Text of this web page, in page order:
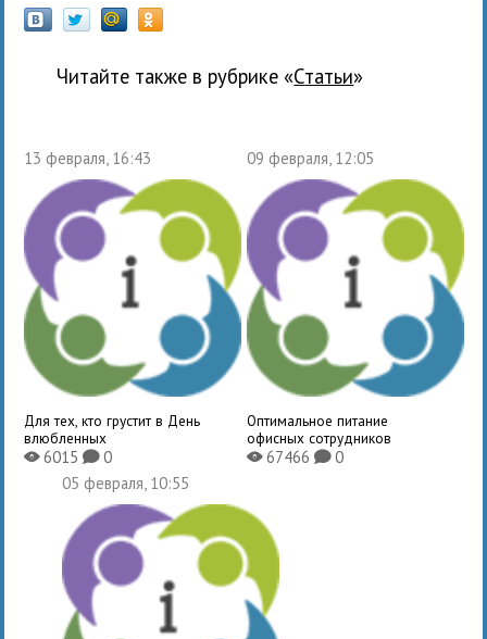
Читайте также в рубрике « Статьи»
13 февраля, 16:43
Для тех, кто грустит в День
влюбленных
X6015K0
09 февраля, 12:05
Оптимальное питание
офисных сотрудников
X67466 K0
05 февраля, 10:55